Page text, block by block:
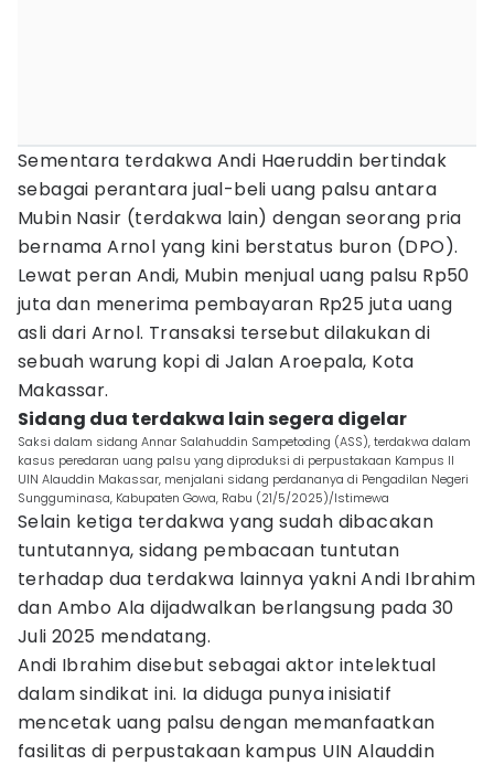
Sementara terdakwa Andi Haeruddin bertindak
sebagai perantara jual-beli uang palsu antara
Mubin Nasir (terdakwa lain) dengan seorang pria
bernama Arnol yang kini berstatus buron (DPO).
Lewat peran Andi, Mubin menjual uang palsu Rp50
juta dan menerima pembayaran Rp25 juta uang
asli dari Arnol. Transaksi tersebut dilakukan di
sebuah warung kopi di Jalan Aroepala, Kota
Makassar.
Sidang dua terdakwa lain segera digelar
Saksi dalam sidang Annar Salahuddin Sampetoding (ASS), terdakwa dalam
kasus peredaran uang palsu yang diproduksi di perpustakaan Kampus II
UIN Alauddin Makassar, menjalani sidang perdananya di Pengadilan Negeri
Sungguminasa, Kabupaten Gowa, Rabu (21/5/2025)/Istimewa
Selain ketiga terdakwa yang sudah dibacakan
tuntutannya, sidang pembacaan tuntutan
terhadap dua terdakwa lainnya yakni Andi Ibrahim
dan Ambo Ala dijadwalkan berlangsung pada 30
Juli 2025 mendatang.
Andi Ibrahim disebut sebagai aktor intelektual
dalam sindikat ini. Ia diduga punya inisiatif
mencetak uang palsu dengan memanfaatkan
fasilitas di perpustakaan kampus UIN Alauddin